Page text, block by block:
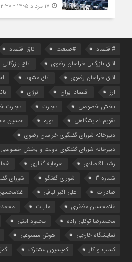
#اقتصاد #صنعت اتاق اقتصاد
اتاق بازرگانی خراسان رضوی
اتاق
اتاق خراسان رضوی
اتاق مشهد
ارز
اقتصاد ایران انرژی
بخش خصوصی
تجارت تجارت
تقویم نمایشگاهی
تورم
حسین
دبیرخانه شورای گفتگوی خراسان رضوی
دبیرخانه شورای گفتگوی دولت و بخش
رشد اقتصادی
سرمایه گذاری
شماره 3
شورای گفتگو
شورای
صادرات
علی اکبر لبافی
غلامحسین مظفری
مالیات
محمدرضا توکلی زاده
محمود امتی
نمایشگاه خارجی
هوش مصنوعی
کسب و کار
کمیسیون مشترک